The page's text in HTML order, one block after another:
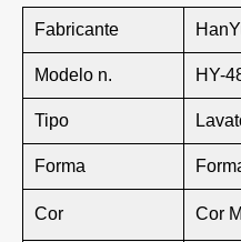
Fabricante
Modelo n. HY-
Tipo
Forma
Cor Cor